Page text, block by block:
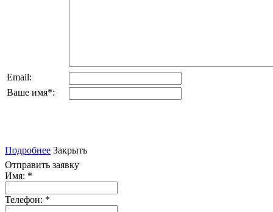
Email:
Ваше имя*:
Подробнее Закрыть
Отправить заявку
Имя: *
Телефон: *